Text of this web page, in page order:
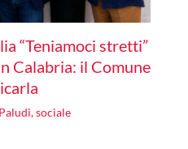
“Teniamoci stretti”
Calabria: il Comune
Paludi,sociale